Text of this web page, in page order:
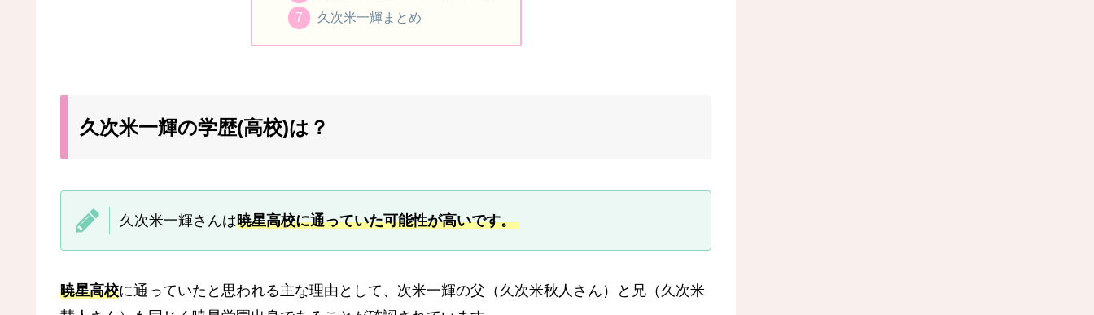
久次米一輝まとめ
久次米一輝の学歴(高校)は？
久次米一輝さんは暁星高校に通っていた可能性が高いです。
暁星高校に通っていたと思われる主な理由として、次米一輝の父（久次米秋人さん）と兄（久次米